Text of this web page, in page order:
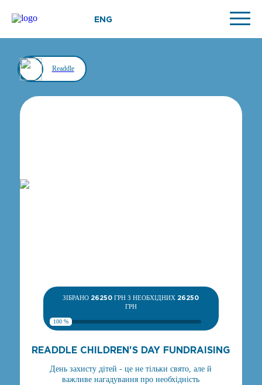
ENG
Readdle
ЗІБРАНО 26250 ГРН З НЕОБХІДНИХ 26250
ГРН
100 %
READDLE CHILDREN'S DAY FUNDRAISING
День захисту дітей - це не тільки свято, але й
важливе нагадування про необхідність